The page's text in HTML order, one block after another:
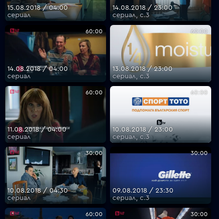
15.08.2018 / 04:00
сериал
14.08.2018 / 23:00
сериал, с.3
60:00
14.08.2018 / 04:00
сериал
60:00
13.08.2018 / 23:00
сериал, с.3
60:00
11.08.2018 / 04:00
сериал
60:00
10.08.2018 / 23:00
сериал, с.3
30:00
10.08.2018 / 04:30
сериал
30:00
09.08.2018 / 23:30
сериал, с.3
60:00 30:00